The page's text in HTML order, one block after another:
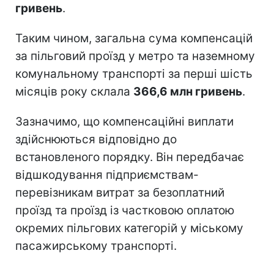
гривень.
Таким чином, загальна сума компенсацій
за пільговий проїзд у метро та наземному
комунальному транспорті за перші шість
місяців року склала 366,6 млн гривень.
Зазначимо, що компенсаційні виплати
здійснюються відповідно до
встановленого порядку. Він передбачає
відшкодування підприємствам-
перевізникам витрат за безоплатний
проїзд та проїзд із частковою оплатою
окремих пільгових категорій у міському
пасажирському транспорті.